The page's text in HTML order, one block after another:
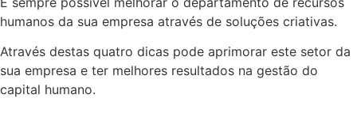
humanos da sua empresa através de soluções criativas.
Através destas quatro dicas pode aprimorar este setor da
sua empresa e ter melhores resultados na gestão do
capital humano.